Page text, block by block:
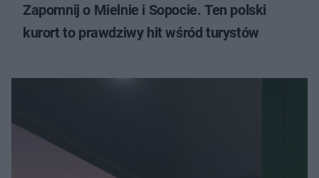
Zapomnij o Mielnie i Sopocie. Ten polski
kurort to prawdziwy hit wśród turystów